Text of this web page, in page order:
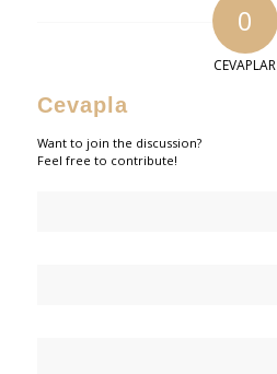
0
CEVAPLAR
Cevapla
Want to join the discussion?
Feel free to contribute!